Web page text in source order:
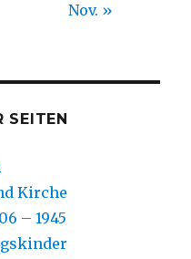
Nov. »
SEITEN
Kirche
– 1945